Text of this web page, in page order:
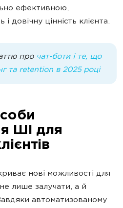
ефективною,
довічну цінність клієнта.
про чат-боти і те, що
та retention в 2025 році
ШІ для
нові можливості для
лише залучати, а й
автоматизованому